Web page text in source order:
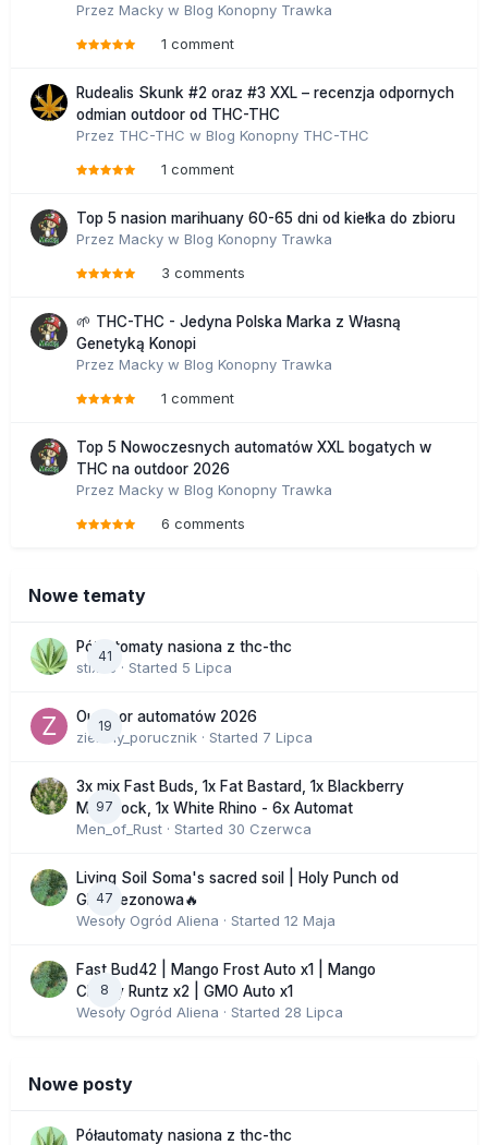
Przez Macky w Blog Konopny Trawka
1 comment
Rudealis Skunk #2 oraz #3 XXL – recenzja odpornych
odmian outdoor od THC-THC
Przez THC-THC w Blog Konopny THC-THC
1 comment
Top 5 nasion marihuany 60-65 dni od kiełka do zbioru
Przez Macky w Blog Konopny Trawka
3 comments
🌱 THC-THC - Jedyna Polska Marka z Własną
Genetyką Konopi
Przez Macky w Blog Konopny Trawka
1 comment
Top 5 Nowoczesnych automatów XXL bogatych w
THC na outdoor 2026
Przez Macky w Blog Konopny Trawka
6 comments
Nowe tematy
41
Półautomaty nasiona z thc-thc
stix33 · Started 5 Lipca
19
Outdoor automatów 2026
zielony_porucznik · Started 7 Lipca
97
3x mix Fast Buds, 1x Fat Bastard, 1x Blackberry
Moonrock, 1x White Rhino - 6x Automat
Men_of_Rust · Started 30 Czerwca
47
Living Soil Soma's sacred soil | Holy Punch od
GHS sezonowa🔥
Wesoły Ogród Aliena · Started 12 Maja
8
Fast Bud42 | Mango Frost Auto x1 | Mango
Cherry Runtz x2 | GMO Auto x1
Wesoły Ogród Aliena · Started 28 Lipca
Nowe posty
Półautomaty nasiona z thc-thc